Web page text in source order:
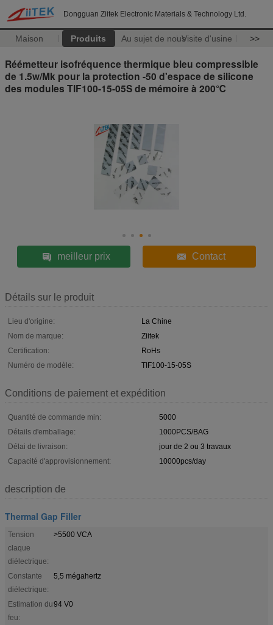
Dongguan Ziitek Electronic Materials & Technology Ltd.
Maison Produits Au sujet de nousVisite d'usine >>
Réémetteur isofréquence thermique bleu compressible
de 1.5w/Mk pour la protection -50 d'espace de silicone
des modules TIF100-15-05S de mémoire à 200℃
meilleur prix Contact
Détails sur le produit
Lieu d'origine:
La Chine
Nom de marque:
Ziitek
Certification:
RoHs
Numéro de modèle:
TIF100-15-05S
Conditions de paiement et expédition
Quantité de commande min:
5000
Détails d'emballage:
1000PCS/BAG
Délai de livraison:
jour de 2 ou 3 travaux
Capacité d'approvisionnement:
10000pcs/day
description de
Thermal Gap Filler
Tension
claque
diélectrique:
>5500 VCA
Constante
diélectrique:
5,5 mégahertz
Estimation du
feu:
94 V0